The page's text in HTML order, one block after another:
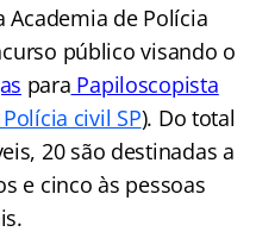
Academia de Polícia
público visando o
para Papiloscopista
civil SP). Do total
20 são destinadas a
e cinco às pessoas